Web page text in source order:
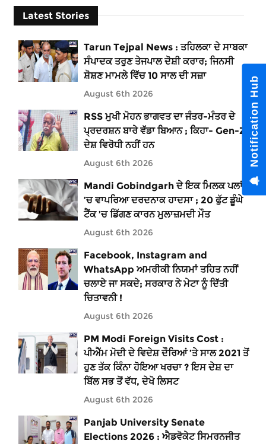
Latest Stories
Tarun Tejpal News : ਤਹਿਲਕਾ ਦੇ ਸਾਬਕਾ
ਸੰਪਾਦਕ ਤਰੁਣ ਤੇਜਪਾਲ ਦੋਸ਼ੀ ਕਰਾਰ; ਜਿਨਸੀ
ਸ਼ੋਸ਼ਣ ਮਾਮਲੇ ਵਿੱਚ 10 ਸਾਲ ਦੀ ਸਜ਼ਾ
August 6th 2026
RSS ਮੁਖੀ ਮੋਹਨ ਭਾਗਵਤ ਦਾ ਜੰਤਰ-ਮੰਤਰ ਦੇ
ਪ੍ਰਦਰਸ਼ਨ ਬਾਰੇ ਵੱਡਾ ਬਿਆਨ ; ਕਿਹਾ- Gen-Z
ਦੇਸ਼ ਵਿਰੋਧੀ ਨਹੀਂ ਹਨ
August 6th 2026
Mandi Gobindgarh ਦੇ ਇਕ ਮਿਲਕ ਪਲਾਂਟ
’ਚ ਵਾਪਰਿਆ ਦਰਦਨਾਕ ਹਾਦਸਾ ; 20 ਫੁੱਟ ਡੂੰਘੇ
ਟੈਂਕ ’ਚ ਡਿੱਗਣ ਕਾਰਨ ਮੁਲਾਜ਼ਮਦੀ ਮੌਤ
August 6th 2026
Facebook, Instagram and
WhatsApp ਅਮਰੀਕੀ ਨਿਯਮਾਂ ਤਹਿਤ ਨਹੀਂ
ਚਲਾਏ ਜਾ ਸਕਦੇ; ਸਰਕਾਰ ਨੇ ਮੇਟਾ ਨੂੰ ਦਿੱਤੀ
ਚਿਤਾਵਨੀ !
August 6th 2026
PM Modi Foreign Visits Cost :
ਪੀਐੱਮ ਮੋਦੀ ਦੇ ਵਿਦੇਸ਼ ਦੌਰਿਆਂ ’ਤੇ ਸਾਲ 2021 ਤੋਂ
ਹੁਣ ਤੱਕ ਕਿੰਨਾ ਹੋਇਆ ਖਰਚਾ ? ਇਸ ਦੇਸ਼ ਦਾ
ਬਿੱਲ ਸਭ ਤੋਂ ਵੱਧ, ਦੇਖੋ ਲਿਸਟ
August 6th 2026
Panjab University Senate
Elections 2026 : ਐਡਵੋਕੇਟ ਸਿਮਰਨਜੀਤ
Notification Hub